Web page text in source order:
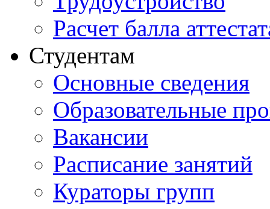
Расчет балла
Студентам
Основные сведения
Образовательные
Вакансии
Расписание занятий
Кураторы групп